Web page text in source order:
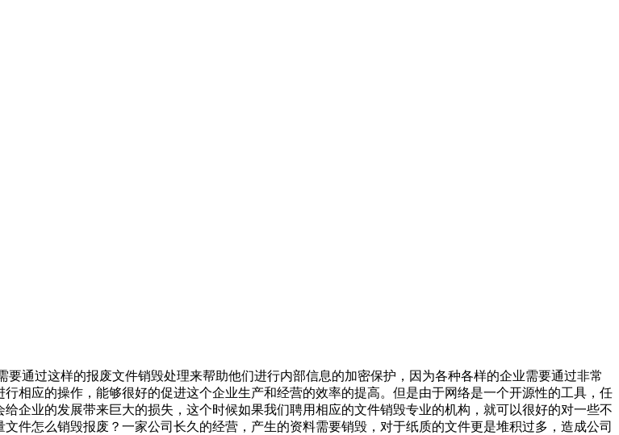
通过这样的报废文件销毁处理来帮助他们进行内部信息的加密保护，因为各种各样的企业需要通过非常
相应的操作，能够很好的促进这个企业生产和经营的效率的提高。但是由于网络是一个开源性的工具，任
企业的发展带来巨大的损失，这个时候如果我们聘用相应的文件销毁专业的机构，就可以很好的对一些不
件怎么销毁报废？一家公司长久的经营，产生的资料需要销毁，对于纸质的文件更是堆积过多，造成公司